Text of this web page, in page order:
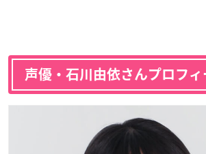
声優・石川由依さんプロフィ